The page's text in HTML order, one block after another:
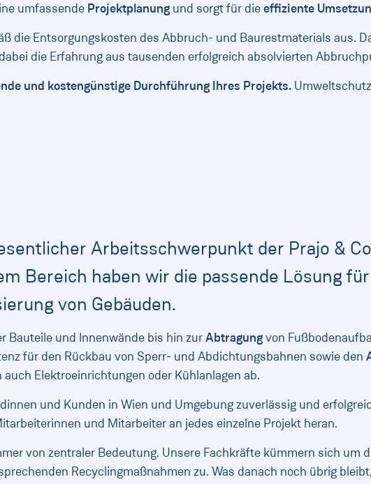
umfassende Projektplanung und sorgt für dieeffiziente
die Entsorgungskosten des Abbruch- und Baurestmaterials aus.
die Erfahrung aus tausenden erfolgreich absolvierten
und kostengünstige Durchführung Ihres Projekts.
Arbeitsschwerpunkt der Prajo &
Bereich haben wir die passende Lösung
von Gebäuden.
Bauteile und Innenwände bis hin zurAbtragungvon
für den Rückbau von Sperr- und Abdichtungsbahnen sowie den
Elektroeinrichtungen oder Kühlanlagen ab.
und Kunden in Wien und Umgebung zuverlässig und
und Mitarbeiter an jedes einzelne Projekt heran.
von zentraler Bedeutung. Unsere Fachkräfte kümmern sich um
Recyclingmaßnahmen zu. Was danach noch übrig